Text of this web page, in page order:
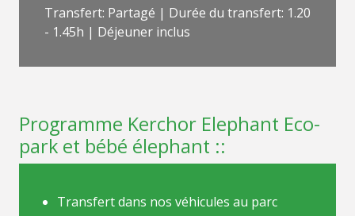
Transfert: Partagé | Durée du transfert: 1.20
- 1.45h | Déjeuner inclus
Programme Kerchor Elephant Eco-
park et bébé élephant ::
Transfert dans nos véhicules au parc